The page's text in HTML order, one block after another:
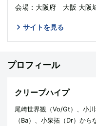
会場：大阪府 大阪 大阪
サイトを見る
プロフィール
クリープハイプ
尾崎世界観（Vo/Gt）、小
（Ba）、小泉拓（Dr）か